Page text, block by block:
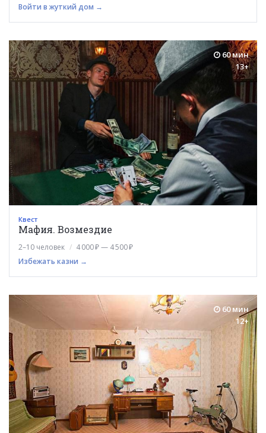
Войти в жуткий дом →
60 мин
13+
Квест
Мафия. Возмездие
2–10 человек
4 000 ₽ — 4 500 ₽
Избежать казни →
60 мин
12+